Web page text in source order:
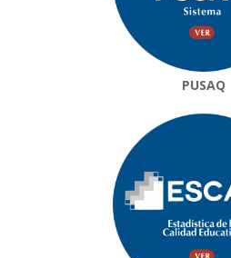
PUSAQ